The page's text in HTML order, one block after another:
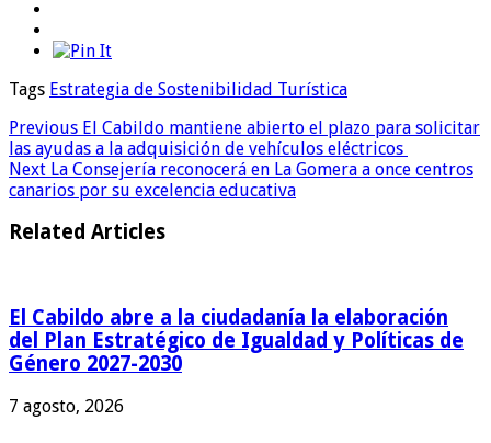
Tags Estrategia de Sostenibilidad Turística
Previous El Cabildo mantiene abierto el plazo para solicitar
las ayudas a la adquisición de vehículos eléctricos
Next La Consejería reconocerá en La Gomera a once centros
canarios por su excelencia educativa
Related Articles
El Cabildo abre a la ciudadanía la elaboración
del Plan Estratégico de Igualdad y Políticas de
Género 2027-2030
7 agosto, 2026